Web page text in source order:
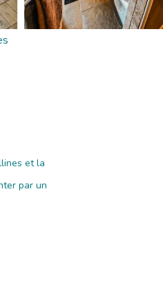
et la
par un